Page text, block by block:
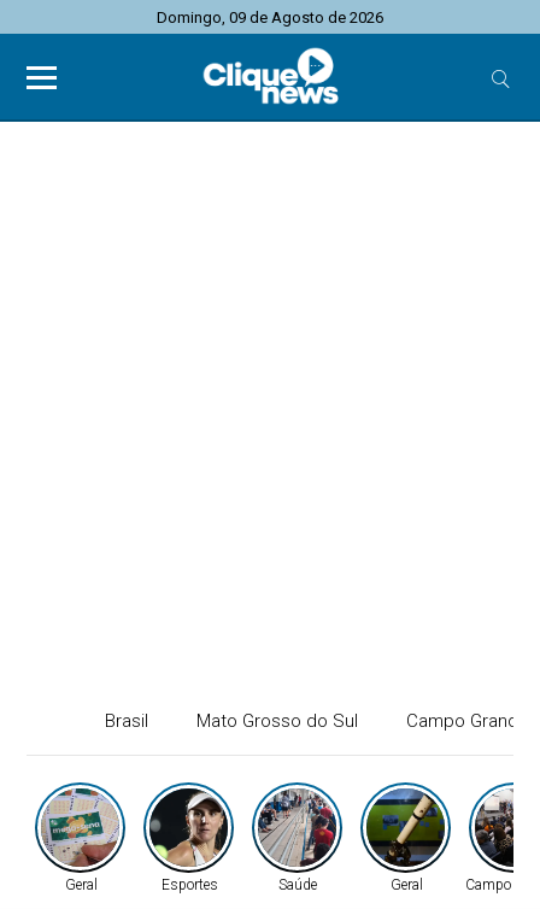
Domingo, 09 de Agosto de 2026
Brasil Mato Grosso do Sul Campo Grande
Geral Esportes Saúde Geral Campo